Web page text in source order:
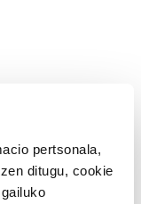
pertsonala,
ditugu, cookie